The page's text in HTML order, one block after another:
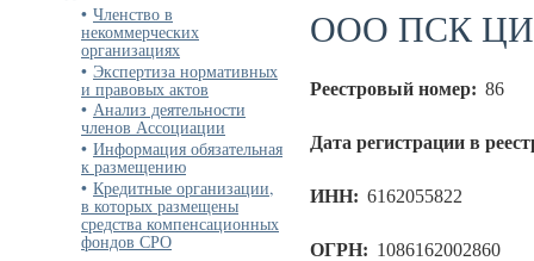
Членство в
некоммерческих
организациях
Экспертиза нормативных
и правовых актов
Анализ деятельности
членов Ассоциации
Информация обязательная
к размещению
Кредитные организации,
в которых размещены
средства компенсационных
фондов СРО
ООО ПСК
Реестровый номер: 86
Дата регистрации в
ИНН: 6162055822
ОГРН: 1086162002860